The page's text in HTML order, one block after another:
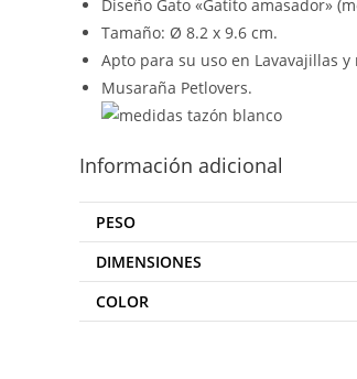
Diseño Gato «Gatito amasador»
Tamaño: Ø 8.2 x 9.6 cm.
Apto para su uso en Lavavajillas y
Musaraña Petlovers.
Información adicional
PESO
DIMENSIONES
COLOR